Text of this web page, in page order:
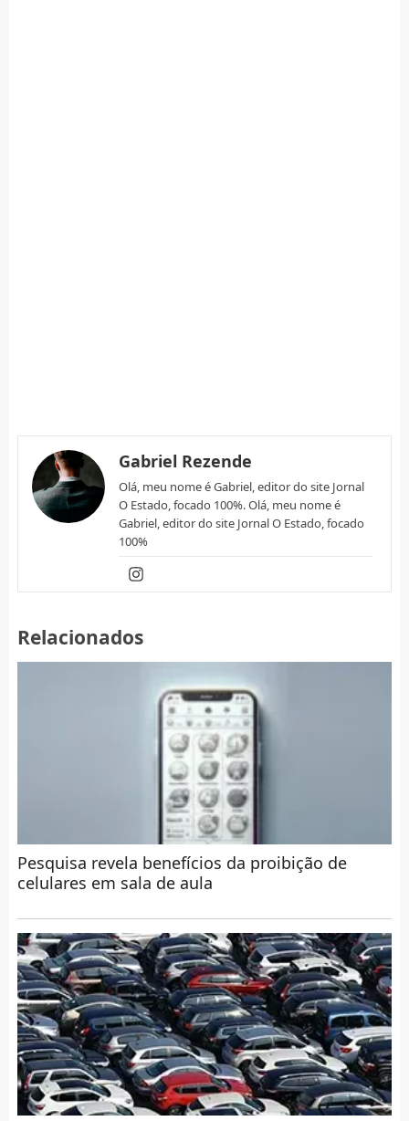
Gabriel Rezende
Olá, meu nome é Gabriel, editor do site Jornal
O Estado, focado 100%. Olá, meu nome é
Gabriel, editor do site Jornal O Estado, focado
100%
Relacionados
Pesquisa revela benefícios da proibição de
celulares em sala de aula